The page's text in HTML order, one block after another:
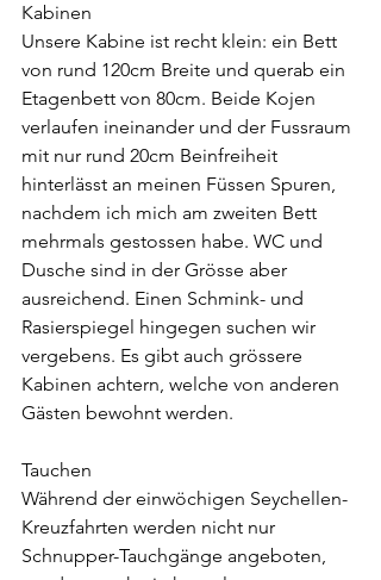
Kabinen
Unsere Kabine ist recht klein: ein Bett
von rund 120cm Breite und querab ein
Etagenbett von 80cm. Beide Kojen
verlaufen ineinander und der Fussraum
mit nur rund 20cm Beinfreiheit
hinterlässt an meinen Füssen Spuren,
nachdem ich mich am zweiten Bett
mehrmals gestossen habe. WC und
Dusche sind in der Grösse aber
ausreichend. Einen Schmink- und
Rasierspiegel hingegen suchen wir
vergebens. Es gibt auch grössere
Kabinen achtern, welche von anderen
Gästen bewohnt werden.
Tauchen
Während der einwöchigen Seychellen-
Kreuzfahrten werden nicht nur
Schnupper-Tauchgänge angeboten,